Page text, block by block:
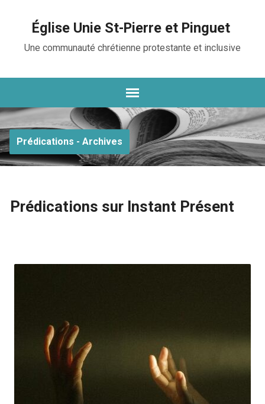
Église Unie St-Pierre et Pinguet
Une communauté chrétienne protestante et inclusive
Prédications - Archives
Prédications sur Instant Présent